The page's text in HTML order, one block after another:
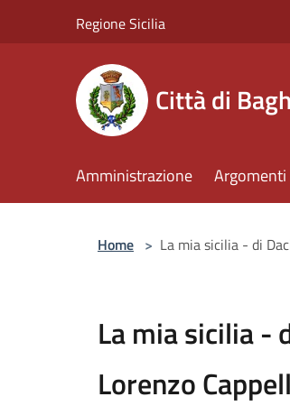
Regione Sicilia
Città di
Amministrazione Argomenti
Home > La mia sicilia - di
La mia sicilia -
Lorenzo